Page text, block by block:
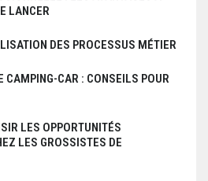
LANCER
DES PROCESSUS MÉTIER
CAMPING-CAR : CONSEILS POUR
LES OPPORTUNITÉS
LES GROSSISTES DE